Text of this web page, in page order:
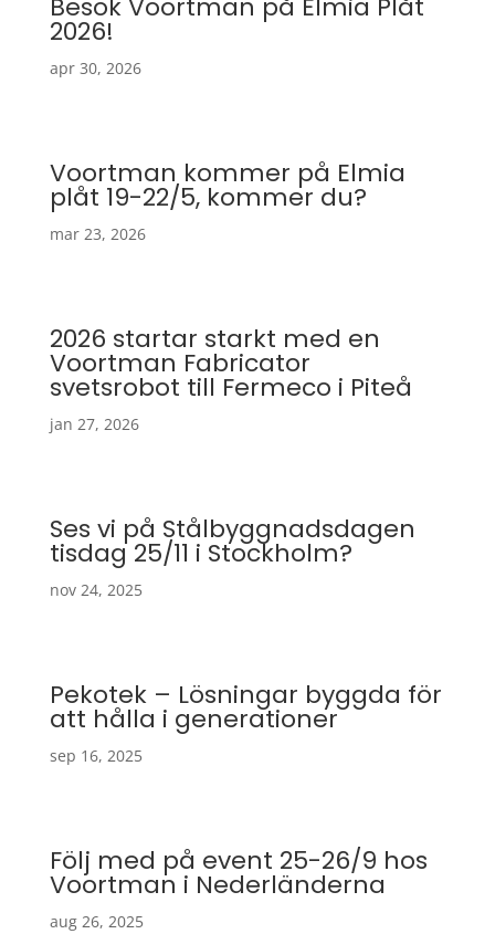
Besök Voortman på Elmia Plåt
2026!
apr 30, 2026
Voortman kommer på Elmia
plåt 19-22/5, kommer du?
mar 23, 2026
2026 startar starkt med en
Voortman Fabricator
svetsrobot till Fermeco i Piteå
jan 27, 2026
Ses vi på Stålbyggnadsdagen
tisdag 25/11 i Stockholm?
nov 24, 2025
Pekotek – Lösningar byggda för
att hålla i generationer
sep 16, 2025
Följ med på event 25-26/9 hos
Voortman i Nederländerna
aug 26, 2025